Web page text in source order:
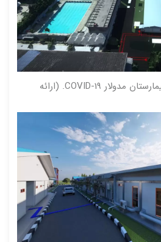
شکل ۲٫ مدل BIM پروژه بیمارستان مدولار COVID-19. (ارائه